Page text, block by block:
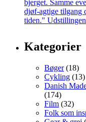
Kategorier
Bøger(18)
Cykling (13)
Danish
(174)
Film (32)
Folk som